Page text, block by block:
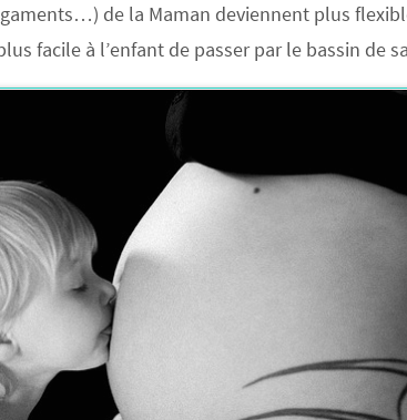
de la Maman deviennent plus
facile à l’enfant de passer par le bassin de